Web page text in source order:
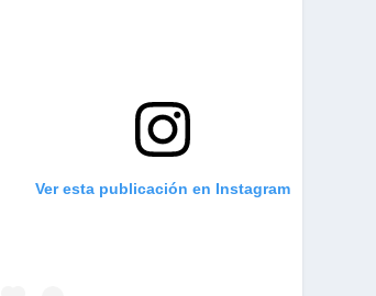
Ver esta publicación en Instagram